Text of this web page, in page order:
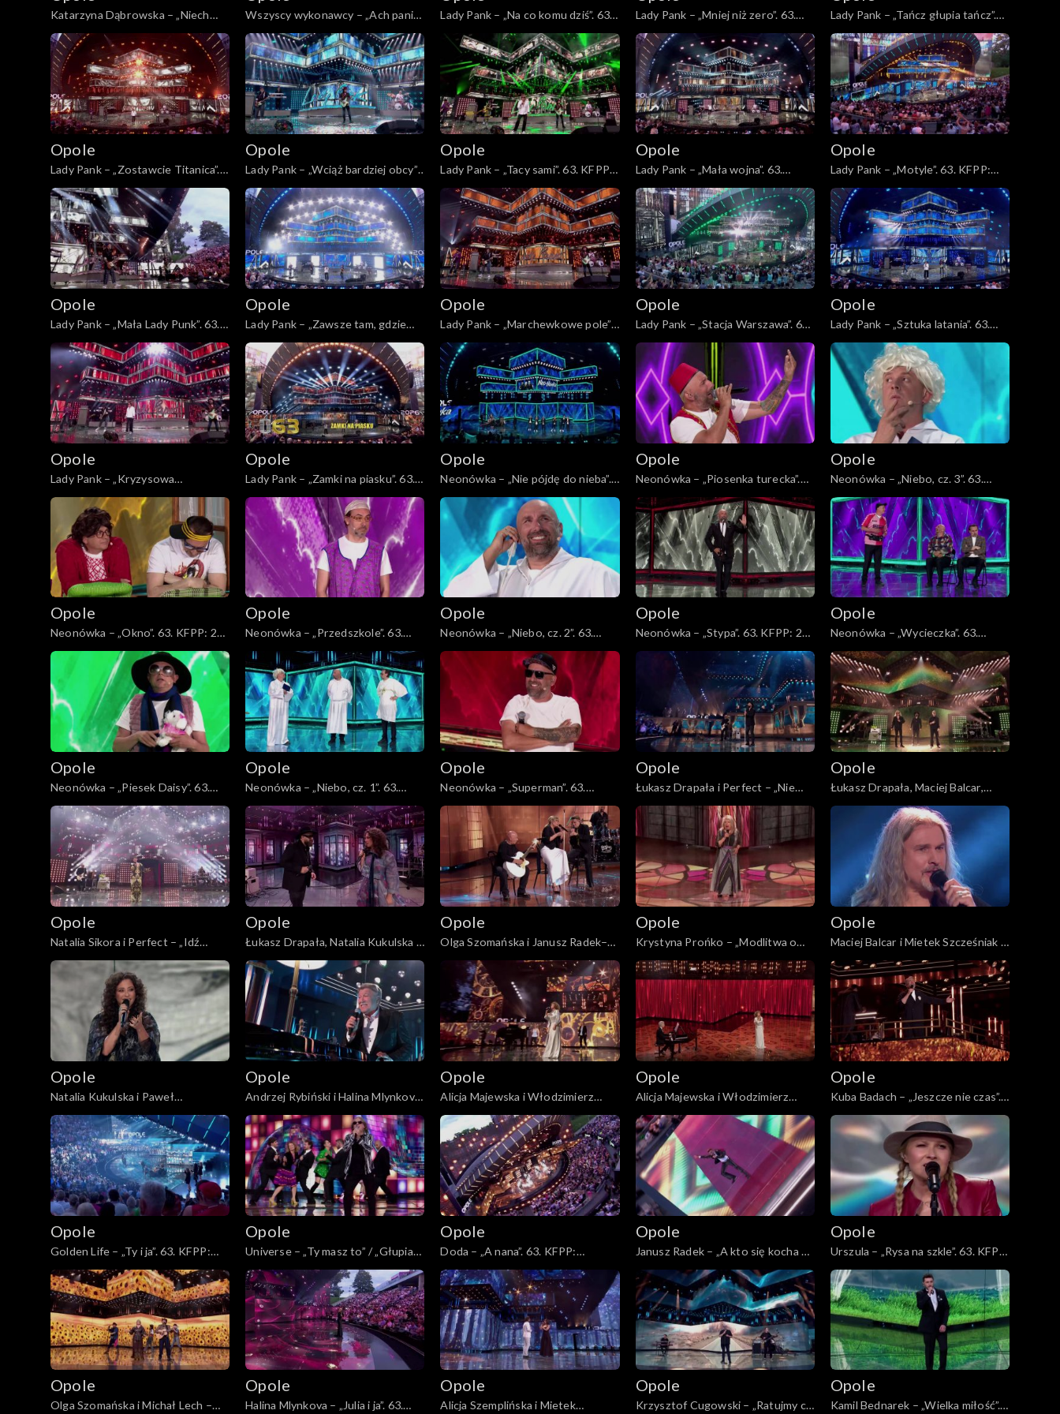
Opole 2009
Opole 2008
Opole 2007
Opole 2006
Opole 2005
Opole 2004
Majewska & Korcz okrągłe 45!
Opolskie archiwum
Opole 2003
Katarzyna Dąbrowska – „Niech
żyje bal”. 63. KFPP: „Kiedy mnie już
nie będzie...”. Koncert w hołdzie
Magdzie Umer i Agnieszce
Osieckiej
Wszyscy wykonawcy – „Ach panie,
panowie”. 63. KFPP: „Kiedy mnie
już nie będzie...”. Koncert w
hołdzie Magdzie Umer i Agnieszce
Osieckiej
Lady Pank – „Na co komu dziś”. 63.
KFPP: Jubileusz 45-lecia zespołu
Lady Pank
Lady Pank – „Mniej niż zero”. 63.
KFPP: Jubileusz 45-lecia zespołu
Lady Pank
Lady Pank – „Tańcz głupia tańcz”.
63. KFPP: Jubileusz 45-lecia
zespołu Lady Pank
Opole
Lady Pank – „Zostawcie Titanica”.
63. KFPP: Jubileusz 45-lecia
zespołu Lady Pank
Opole
Lady Pank – „Wciąż bardziej obcy”.
63. KFPP: Jubileusz 45-lecia
zespołu Lady Pank
Opole
Lady Pank – „Tacy sami”. 63. KFPP:
Jubileusz 45-lecia zespołu Lady
Pank
Opole
Lady Pank – „Mała wojna”. 63.
KFPP: Jubileusz 45-lecia zespołu
Lady Pank
Opole
Lady Pank – „Motyle”. 63. KFPP:
Jubileusz 45-lecia zespołu Lady
Pank
Opole
Lady Pank – „Mała Lady Punk”. 63.
KFPP: Jubileusz 45-lecia zespołu
Lady Pank
Opole
Lady Pank – „Zawsze tam, gdzie
Ty”. 63. KFPP: Jubileusz 45-lecia
zespołu Lady Pank
Opole
Lady Pank – „Marchewkowe pole”.
63. KFPP: Jubileusz 45-lecia
zespołu Lady Pank
Opole
Lady Pank – „Stacja Warszawa”. 63.
KFPP: Jubileusz 45-lecia zespołu
Lady Pank
Opole
Lady Pank – „Sztuka latania”. 63.
KFPP: Jubileusz 45-lecia zespołu
Lady Pank
Opole
Lady Pank – „Kryzysowa
narzeczona”. 63. KFPP: Jubileusz
45-lecia zespołu Lady Pank
Opole
Lady Pank – „Zamki na piasku”. 63.
KFPP: Jubileusz 45-lecia zespołu
Lady Pank
Opole
Neonówka – „Nie pójdę do nieba”.
63. KFPP: 26 lat kabaretu Neo-
Nówka
Opole
Neonówka – „Piosenka turecka”.
63. KFPP: 26 lat kabaretu Neo-
Nówka
Opole
Neonówka – „Niebo, cz. 3”. 63.
KFPP: 26 lat kabaretu Neo-Nówka
Opole
Neonówka – „Okno”. 63. KFPP: 26
lat kabaretu Neo-Nówka
Opole
Neonówka – „Przedszkole”. 63.
KFPP: 26 lat kabaretu Neo-Nówka
Opole
Neonówka – „Niebo, cz. 2”. 63.
KFPP: 26 lat kabaretu Neo-Nówka
Opole
Neonówka – „Stypa”. 63. KFPP: 26
lat kabaretu Neo-Nówka
Opole
Neonówka – „Wycieczka”. 63.
KFPP: 26 lat kabaretu Neo-Nówka
Opole
Neonówka – „Piesek Daisy”. 63.
KFPP: 26 lat kabaretu Neo-Nówka
Opole
Neonówka – „Niebo, cz. 1”. 63.
KFPP: 26 lat kabaretu Neo-Nówka
Opole
Neonówka – „Superman”. 63.
KFPP: 26 lat kabaretu Neo-Nówka
Opole
Łukasz Drapała i Perfect – „Nie
płacz Ewka”. 63. KFPP: Koncert
„Autobiografia. Jubileusz Bogdana
Olewicza”
Opole
Łukasz Drapała, Maciej Balcar,
Kuba Badach i Perfect –
„Autobiografia”. 63. KFPP:
Koncert „Autobiografia. Jubileusz
Bogdana Olewicza”
Opole
Natalia Sikora i Perfect – „Idź
precz”. 63. KFPP: Koncert
„Autobiografia. Jubileusz Bogdana
Olewicza”
Opole
Łukasz Drapała, Natalia Kukulska i
Perfect – „Niewiele ci mogę dać”.
63. KFPP: Koncert „Autobiografia.
Jubileusz Bogdana Olewicza”
Opole
Olga Szomańska i Janusz Radek–
„Kołysanka dla nieznajomej”. 63.
KFPP: Koncert „Autobiografia.
Jubileusz Bogdana Olewicza”
Opole
Krystyna Prońko – „Modlitwa o
miłość prawdziwą”. 63. KFPP:
Koncert „Autobiografia. Jubileusz
Bogdana Olewicza”
Opole
Maciej Balcar i Mietek Szcześniak –
„Niepokonani”. 63. KFPP: Koncert
„Autobiografia. Jubileusz Bogdana
Olewicza”
Opole
Natalia Kukulska i Paweł
Tomaszewski – „Tylko mnie poproś
do tańca”. 63. KFPP: Koncert
„Autobiografia. Jubileusz Bogdana
Olewicza”
Opole
Andrzej Rybiński i Halina Mlynkova
– „Czas relaksu”. 63. KFPP:
Koncert „Autobiografia. Jubileusz
Bogdana Olewicza”
Opole
Alicja Majewska i Włodzimierz
Korcz – „Na przekór wszystkim
będę spać”. 63. KFPP: Koncert
„Autobiografia. Jubileusz Bogdana
Olewicza”
Opole
Alicja Majewska i Włodzimierz
Korcz – „Pamiętam Ciebie z
tamtych lat”. 63. KFPP: Koncert
„Autobiografia. Jubileusz Bogdana
Olewicza”
Opole
Kuba Badach – „Jeszcze nie czas”.
63. KFPP: Koncert „Autobiografia.
Jubileusz Bogdana Olewicza”
Opole
Golden Life – „Ty i ja”. 63. KFPP:
Koncert „Autobiografia. Jubileusz
Bogdana Olewicza”
Opole
Universe – „Ty masz to” / „Głupia
żaba”. 63. KFPP: Koncert
„Autobiografia. Jubileusz Bogdana
Olewicza”
Opole
Doda – „A nana”. 63. KFPP:
Koncert „Autobiografia. Jubileusz
Bogdana Olewicza”
Opole
Janusz Radek – „A kto się kocha w
Tobie”. 63. KFPP: Koncert
„Autobiografia. Jubileusz Bogdana
Olewicza”
Opole
Urszula – „Rysa na szkle”. 63. KFPP:
Koncert „Autobiografia. Jubileusz
Bogdana Olewicza”
Opole
Olga Szomańska i Michał Lech –
Opole
Halina Mlynkova – „Julia i ja”. 63.
Opole
Alicja Szemplińska i Mietek
Opole
Krzysztof Cugowski – „Ratujmy co
Opole
Kamil Bednarek – „Wielka miłość”.